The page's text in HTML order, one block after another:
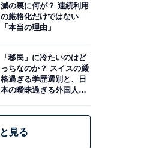
減の裏に何が？ 連続利用
の厳格化だけではない
「本当の理由」
「移民」に冷たいのはど
っちなのか？ スイスの厳
格過ぎる学歴選別と、日
本の曖昧過ぎる外国人政
見る